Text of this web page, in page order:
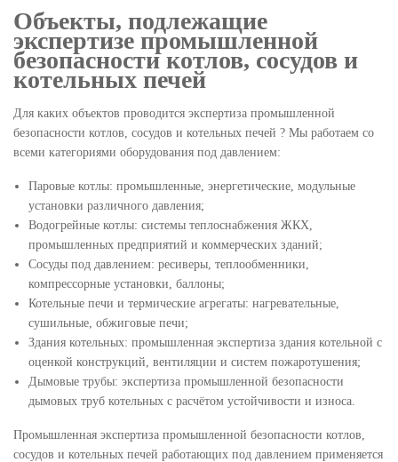
Объекты, подлежащие
экспертизе промышленной
безопасности котлов, сосудов и
котельных печей
Для каких объектов проводится экспертиза промышленной
безопасности котлов, сосудов и котельных печей ? Мы работаем со
всеми категориями оборудования под давлением:
Паровые котлы: промышленные, энергетические, модульные
установки различного давления;
Водогрейные котлы: системы теплоснабжения ЖКХ,
промышленных предприятий и коммерческих зданий;
Сосуды под давлением: ресиверы, теплообменники,
компрессорные установки, баллоны;
Котельные печи и термические агрегаты: нагревательные,
сушильные, обжиговые печи;
Здания котельных: промышленная экспертиза здания котельной с
оценкой конструкций, вентиляции и систем пожаротушения;
Дымовые трубы: экспертиза промышленной безопасности
дымовых труб котельных с расчётом устойчивости и износа.
Промышленная экспертиза промышленной безопасности котлов,
сосудов и котельных печей работающих под давлением применяется